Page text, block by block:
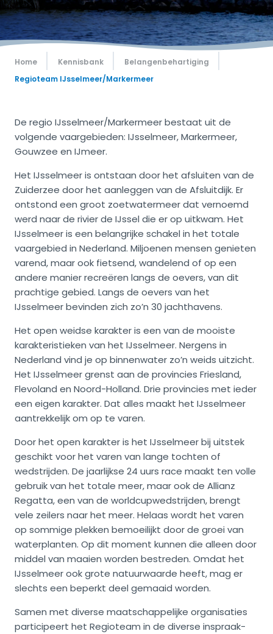
Home Kennisbank
Belangenbehartiging
Regioteam IJsselmeer/Markermeer
De regio IJsselmeer/Markermeer bestaat uit de
volgende vaargebieden: IJsselmeer, Markermeer,
Gouwzee en IJmeer.
Het IJsselmeer is ontstaan door het afsluiten van de
Zuiderzee door het aanleggen van de Afsluitdijk. Er
ontstond een groot zoetwatermeer dat vernoemd
werd naar de rivier de IJssel die er op uitkwam. Het
IJsselmeer is een belangrijke schakel in het totale
vaargebied in Nederland. Miljoenen mensen genieten
varend, maar ook fietsend, wandelend of op een
andere manier recreëren langs de oevers, van dit
prachtige gebied. Langs de oevers van het
IJsselmeer bevinden zich zo’n 30 jachthavens.
Het open weidse karakter is een van de mooiste
karakteristieken van het IJsselmeer. Nergens in
Nederland vind je op binnenwater zo’n weids uitzicht.
Het IJsselmeer grenst aan de provincies Friesland,
Flevoland en Noord-Holland. Drie provincies met ieder
een eigen karakter. Dat alles maakt het IJsselmeer
aantrekkelijk om op te varen.
Door het open karakter is het IJsselmeer bij uitstek
geschikt voor het varen van lange tochten of
wedstrijden. De jaarlijkse 24 uurs race maakt ten volle
gebruik van het totale meer, maar ook de Allianz
Regatta, een van de worldcupwedstrijden, brengt
vele zeilers naar het meer. Helaas wordt het varen
op sommige plekken bemoeilijkt door de groei van
waterplanten. Op dit moment kunnen die alleen door
middel van maaien worden bestreden. Omdat het
IJsselmeer ook grote natuurwaarde heeft, mag er
slechts een beperkt deel gemaaid worden.
Samen met diverse maatschappelijke organisaties
participeert het Regioteam in de diverse inspraak-